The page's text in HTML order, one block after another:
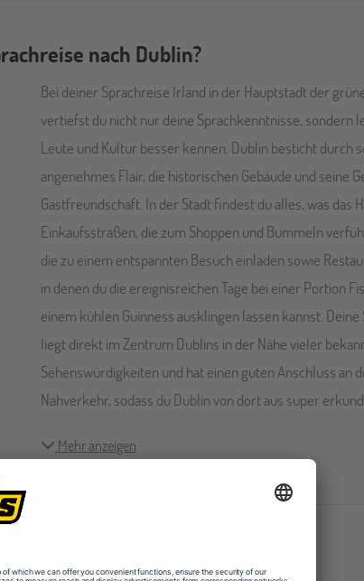
nach Dublin?
Bei deiner Sprachreise Irland in der Hauptstadt der
vertiefst du nicht nur deine Sprachkenntnisse, sondern
Leute und Kultur besser kennen. Dublin besticht durch
angenehmes Flair, die historischen Gebäude und seine
Gastfreundschaft. In der Stadt findest du alles, was das
Einkaufsstraßen, die zum Shoppen und Bummeln
die zu einem entspannten Besuch einladen sowie
in denen du die ereignisreichen Tage bei einer Portion
einem kühlen Guinness ausklingen lassen kannst.
liegt direkt im Zentrum Dublins in der Nähe vieler
Sehenswürdigkeiten und hat einen guten Anschluss an
Nahverkehr, sodass du Dublin von dort aus super
Mehr anzeigen